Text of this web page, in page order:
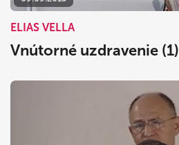
ELIAS VELLA
Vnútorné uzdravenie (1)